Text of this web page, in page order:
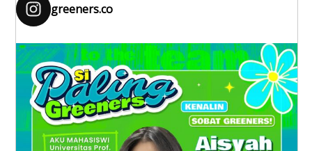
greeners.co